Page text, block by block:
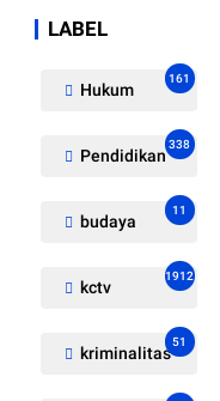
LABEL
Hukum
161
Pendidikan
338
budaya
11
kctv
1912
kriminalitas
51